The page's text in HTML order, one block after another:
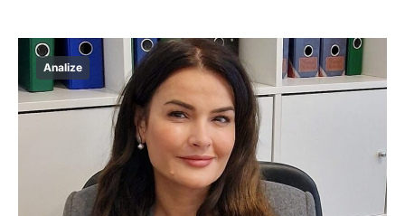
Analize